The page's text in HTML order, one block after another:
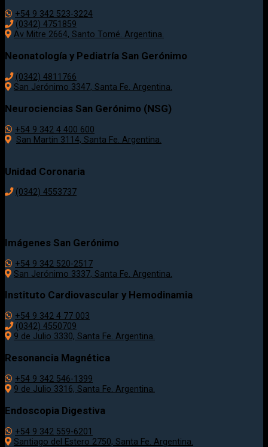
+54 9 342 523-3224
(0342) 4751859
Av Mitre 2664, Santo Tomé. Argentina.
Neonatología y Pediatría San Gerónimo
(0342) 4811766
San Jerónimo 3347, Santa Fe. Argentina.
Neurociencias San Gerónimo (NSG)
+54 9 342 4 400 600
San Martin 3114, Santa Fe. Argentina.
Unidad Coronaria
(0342) 4553737
Imágenes San Gerónimo
+54 9 342 520-2517
San Jerónimo 3337, Santa Fe. Argentina.
Instituto Cardiovascular y Hemodinamia
+54 9 342 4 77 003
(0342) 4550709
9 de Julio 3330, Santa Fe. Argentina.
Resonancia Magnética
+54 9 342 546-1399
9 de Julio 3316, Santa Fe. Argentina.
Endoscopia Digestiva
+54 9 342 559-6201
Santiago del Estero 2750, Santa Fe. Argentina.